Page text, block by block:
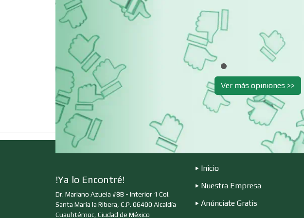
Cerrajerías
Clínicas de
Rehabilitación
Clínicas y Hospitales
Cocinas Integrales
Combustibles y
Lubricantes
Computadoras
Conferencias
Empresariales
Contadores Control de Plagas
Copiadoras
Cortinas, Persianas y
Ver más opiniones >>
!Ya lo Encontré!
Dr. Mariano Azuela #8B - Interior 1 Col.
Santa María la Ribera, C.P. 06400 Alcaldía
Cuauhtémoc, Ciudad de México
Inicio
Nuestra Empresa
Anúnciate Gratis